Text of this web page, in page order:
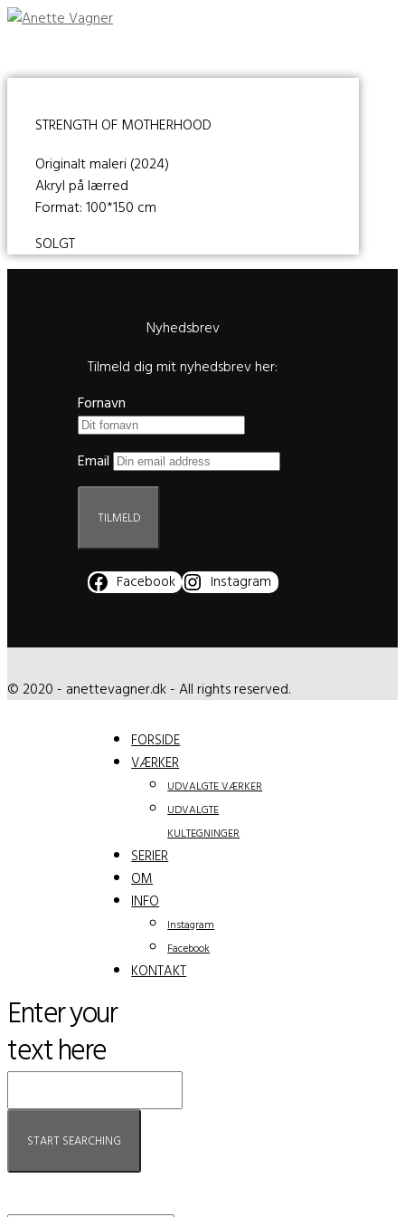
STRENGTH OF MOTHERHOOD
Originalt maleri (2024)
Akryl på lærred
Format: 100*150 cm
SOLGT
Nyhedsbrev
Tilmeld dig mit nyhedsbrev her:
Fornavn
Email
Facebook Instagram
© 2020 - anettevagner.dk - All rights reserved.
FORSIDE
VÆRKER
UDVALGTE VÆRKER
UDVALGTE
KULTEGNINGER
SERIER
OM
INFO
Instagram
Facebook
KONTAKT
Enter your
text here